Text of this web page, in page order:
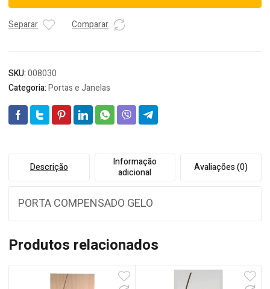
02
(AVARIA)
Separar Comparar
SKU:008030
Categoria:Portas e Janelas
Descrição
Informação
adicional
Avaliações (0)
PORTA COMPENSADO GELO
Produtos relacionados